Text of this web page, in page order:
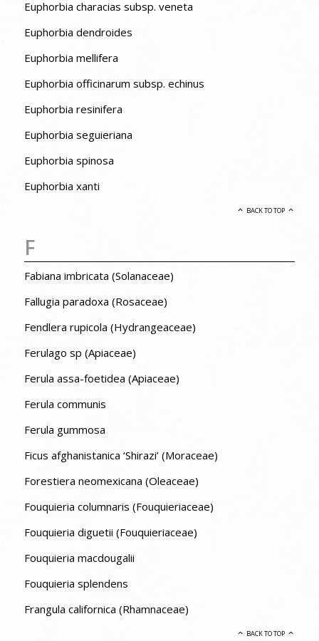
Euphorbia characias subsp. veneta
Euphorbia dendroides
Euphorbia mellifera
Euphorbia officinarum subsp. echinus
Euphorbia resinifera
Euphorbia seguieriana
Euphorbia spinosa
Euphorbia xanti
BACK TO TOP
F
Fabiana imbricata (Solanaceae)
Fallugia paradoxa (Rosaceae)
Fendlera rupicola (Hydrangeaceae)
Ferulago sp (Apiaceae)
Ferula assa-foetidea (Apiaceae)
Ferula communis
Ferula gummosa
Ficus afghanistanica ‘Shirazi’ (Moraceae)
Forestiera neomexicana (Oleaceae)
Fouquieria columnaris (Fouquieriaceae)
Fouquieria diguetii (Fouquieriaceae)
Fouquieria macdougalii
Fouquieria splendens
Frangula californica (Rhamnaceae)
BACK TO TOP